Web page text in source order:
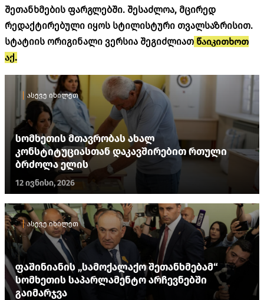
შეთანხმების ფარგლებში. შესაძლოა, მცირედ
რედაქტირებული იყოს სტილისტური თვალსაზრისით.
სტატიის ორიგინალი ვერსია შეგიძლიათ წაიკითხოთ
აქ.
ასევე იხილეთ
სომხეთის მთავრობას ახალ
კონსტიტუციასთან დაკავშირებით რთული
ბრძოლა ელის
12 ივნისი, 2026
ასევე იხილეთ
ფაშინიანის „სამოქალაქო შეთანხმებამ“
სომხეთის საპარლამენტო არჩევნებში
გაიმარჯვა